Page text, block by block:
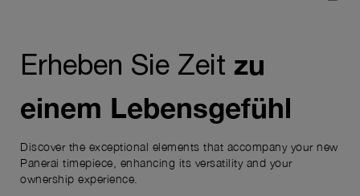
Erheben Sie Zeit zu
einem Lebensgefühl
Discover the exceptional elements that accompany your new
Panerai timepiece, enhancing its versatility and your
ownership experience.